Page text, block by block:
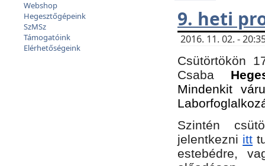
Webshop
Hegesztőgépeink
SzMSz
Támogatóink
Elérhetőségeink
9. heti
2016. 11. 02. -
Csütörtökön
Csaba
Mindenkit
Szintén
jelentkezni itt
estebédre,